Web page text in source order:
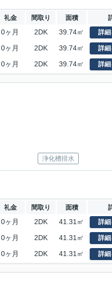
礼金 間取り 面積
0ヶ月 2DK 39.74㎡ 詳
0ヶ月 2DK 39.74㎡ 詳
0ヶ月 2DK 39.74㎡ 詳
浄化槽排水
礼金 間取り 面積
0ヶ月 2DK 41.31㎡ 詳
0ヶ月 2DK 41.31㎡ 詳
0ヶ月 2DK 41.31㎡ 詳